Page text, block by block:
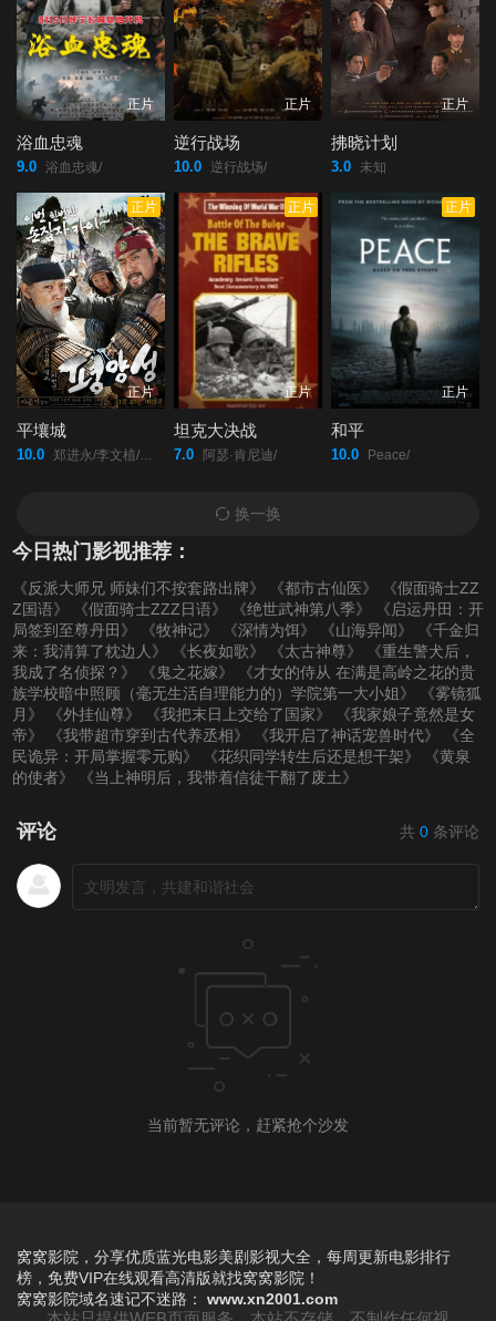
正片
浴血忠魂
9.0 浴血忠魂/
正片
逆行战场
10.0 逆行战场/
正片
拂晓计划
3.0 未知
正片
正片
平壤城
10.0 郑进永/李文植/柳承龙/鲜于善/李光洙/
正片
正片
坦克大决战
7.0 阿瑟·肯尼迪/
正片
正片
和平
10.0 Peace/
换一换
今日热门影视推荐：
《反派大师兄 师妹们不按套路出牌》 《都市古仙医》
《假面骑士ZZ
Z国语》
《假面骑士ZZZ日语》 《绝世武神第八季》
《启运丹田：开
局签到至尊丹田》
《牧神记》 《深情为饵》 《山海异闻》
《千金归
来：我清算了枕边人》
《长夜如歌》 《太古神尊》
《重生警犬后，
我成了名侦探？》
《鬼之花嫁》
《才女的侍从 在满是高岭之花的贵
族学校暗中照顾（毫无生活自理能力的）学院第一大小姐》
《雾镜狐
月》
《外挂仙尊》 《我把末日上交给了国家》
《我家娘子竟然是女
帝》
《我带超市穿到古代养丞相》 《我开启了神话宠兽时代》
《全
民诡异：开局掌握零元购》
《花织同学转生后还是想干架》
《黄泉
的使者》
《当上神明后，我带着信徒干翻了废土》
评论 共 0 条评论
当前暂无评论，赶紧抢个沙发
窝窝影院，分享优质蓝光电影美剧影视大全，每周更新电影排行
榜，免费VIP在线观看高清版就找窝窝影院！
窝窝影院域名速记不迷路： www.xn2001.com